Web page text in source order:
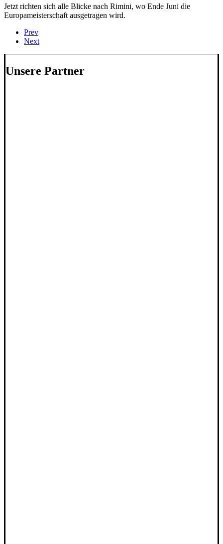
Jetzt richten sich alle Blicke nach Rimini, wo Ende Juni die
Europameisterschaft ausgetragen wird.
Prev
Next
Unsere Partner